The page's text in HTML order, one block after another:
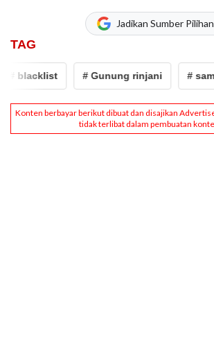
Jadikan Sumber Pilihan
TAG
# Gunung rinjani # sampah